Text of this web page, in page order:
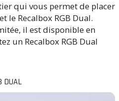
qui vous permet de placer
le Recalbox RGB Dual.
il est disponible en
un Recalbox RGB Dual
DUAL